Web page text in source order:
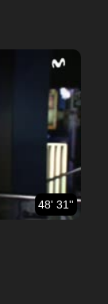
48' 31''